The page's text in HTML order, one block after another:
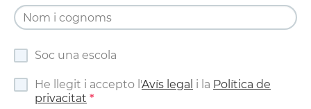
Soc una escola
He llegit i accepto l'Avís legal i la Política de
privacitat